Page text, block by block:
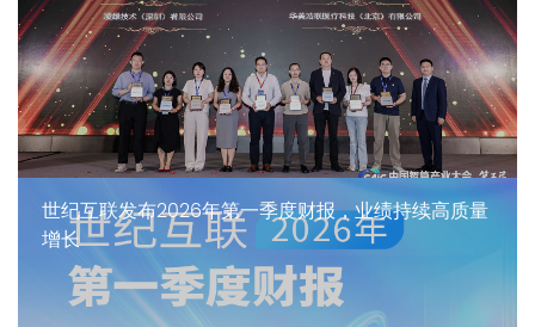
世纪互联发布2026年第一季度财报，业绩持续高质量
增长